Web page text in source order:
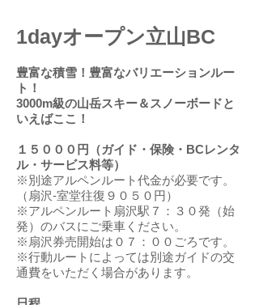
1dayオープン立山BC
豊富な積雪！豊富なバリエーションルー
ト！
3000m級の山岳スキー＆スノーボードと
いえばここ！
１５０００円（ガイド・保険・BCレンタ
ル・サービス料等）
※別途アルペンルート代金が必要です。
（扇沢-室堂往復９０５０円）
※アルペンルート扇沢駅７：３０発（始
発）のバスにご乗車ください。
※扇沢券売開始は０７：００ごろです。
※行動ルートによっては別途ガイドの交
通費をいただく場合があります。